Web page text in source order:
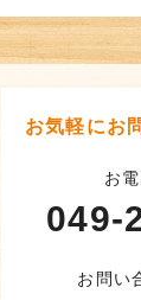
お気軽にお
お
049-
お問い